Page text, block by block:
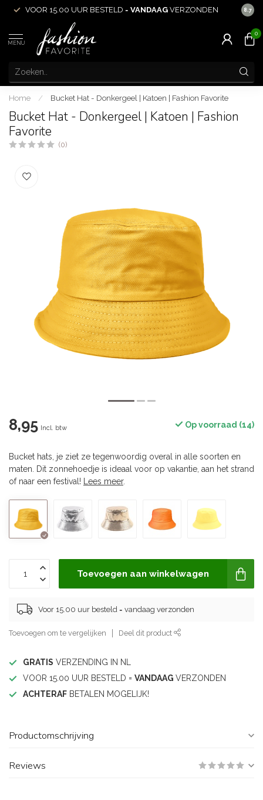
VOOR 15.00 UUR BESTELD = VANDAAG VERZONDEN 8.7
MENU
0
Home / Bucket Hat - Donkergeel | Katoen | Fashion Favorite
Bucket Hat - Donkergeel | Katoen | Fashion
Favorite
(0)
8,95 Incl. btw Op voorraad (14)
Bucket hats, je ziet ze tegenwoordig overal in alle soorten en
maten. Dit zonnehoedje is ideaal voor op vakantie, aan het strand
of naar een festival!
Lees meer.
Toevoegen aan winkelwagen
Voor 15.00 uur besteld = vandaag verzonden
Toevoegen om te vergelijken Deel dit product
GRATIS VERZENDING IN NL
VOOR 15.00 UUR BESTELD = VANDAAG VERZONDEN
ACHTERAF BETALEN MOGELIJK!
Productomschrijving
Reviews